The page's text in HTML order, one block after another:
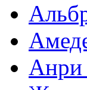
Анри